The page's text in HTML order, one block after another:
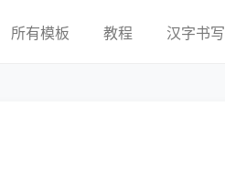
所有模板 教程 汉字书写